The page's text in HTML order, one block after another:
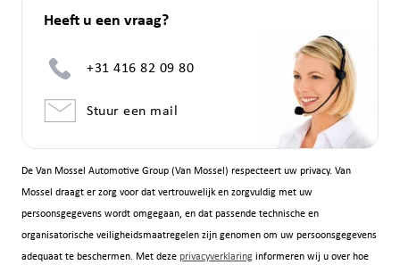
De Van Mossel Automotive Group (Van Mossel) respecteert uw privacy. Van
Mossel draagt er zorg voor dat vertrouwelijk en zorgvuldig met uw
persoonsgegevens wordt omgegaan, en dat passende technische en
organisatorische veiligheidsmaatregelen zijn genomen om uw persoonsgegevens
adequaat te beschermen. Met deze privacyverklaringinformeren wij u over hoe
Heeft u een vraag?
+31 416 82 09 80
Stuur een mail